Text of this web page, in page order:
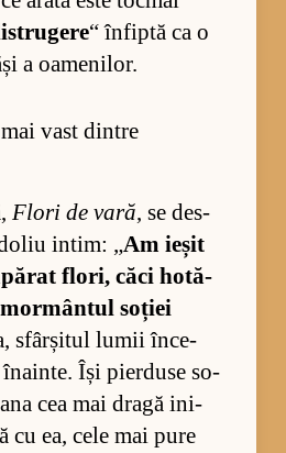
“ în­fiptă ca o
a oa­me­ni­lor.
vast dintre
Flori de vară, se des­
in­tim: „Am ie­șit
flo­ri, căci ho­tă­
so­ției
sfâr­și­tul lu­mii în­ce­
îna­in­te. Își pier­duse so­
cea mai dragă ini­
ea, cele mai pure